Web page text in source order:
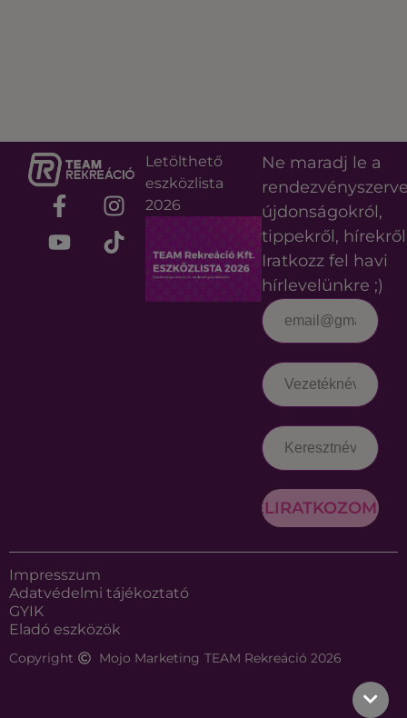
Letölthető
eszközlista
2026
Ne maradj le a
újdonságokról,
tippekről,
Iratkozz fel havi
hírlevelünkre ;)
FELIRATKOZOM
Copyright Mojo Marketing TEAM Rekreáció 2026
Impresszum
Adatvédelmi tájékoztató
GYIK
Eladó eszközök